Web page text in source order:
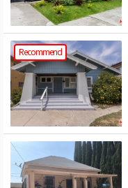
Recommend